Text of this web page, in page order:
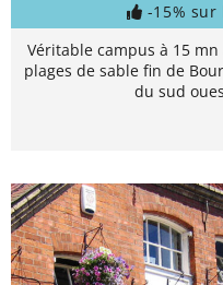
-15%
Véritable campus à 15
plages de sable fin de
du sud